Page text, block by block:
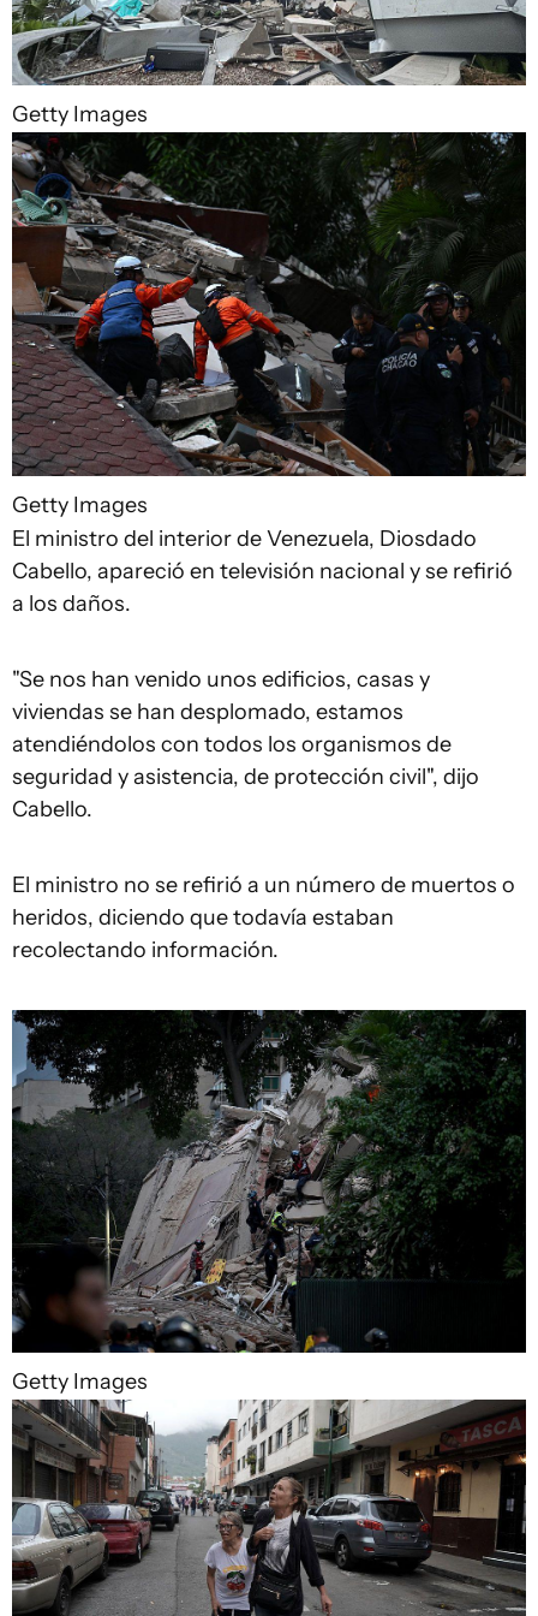
Getty Images
Getty Images
El ministro del interior de Venezuela, Diosdado
Cabello, apareció en televisión nacional y se refirió
a los daños.
"Se nos han venido unos edificios, casas y
viviendas se han desplomado, estamos
atendiéndolos con todos los organismos de
seguridad y asistencia, de protección civil", dijo
Cabello.
El ministro no se refirió a un número de muertos o
heridos, diciendo que todavía estaban
recolectando información.
Getty Images